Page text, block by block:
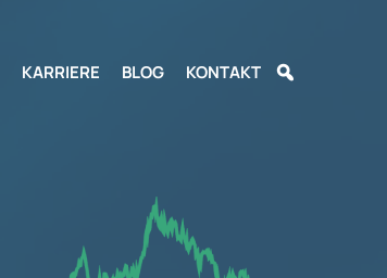
KARRIERE BLOG KONTAKT